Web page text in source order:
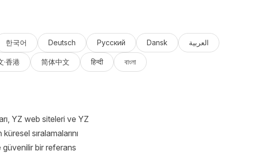
한국어 Deutsch Русский Dansk العربية
·香港 简体中文 हिन्दी বাংলা
YZ web siteleri ve YZ
sıralamalarını
güvenilir bir referans